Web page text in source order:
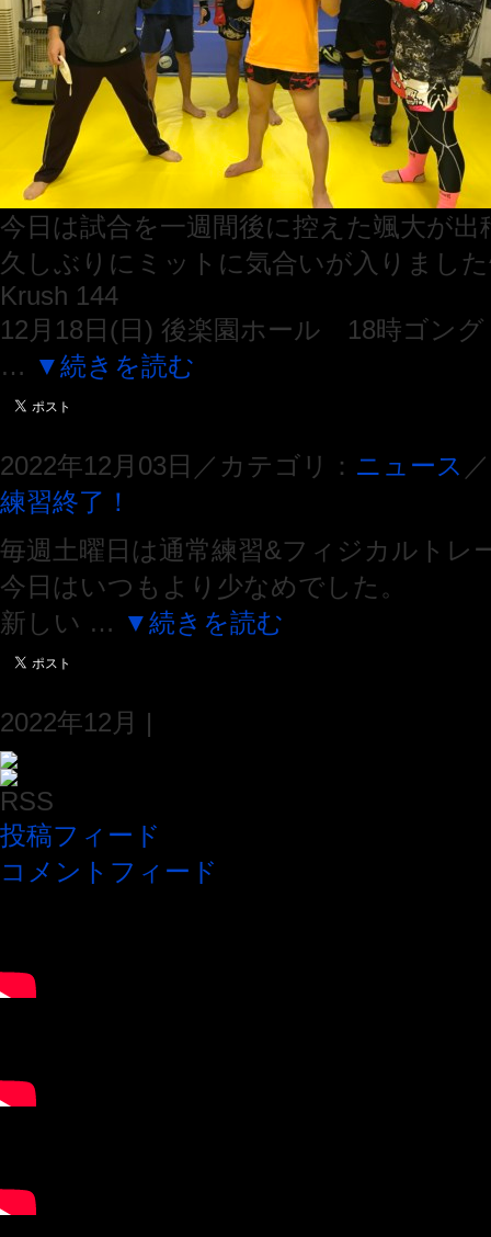
今日は試合を一週間後に控えた颯大が
久しぶりにミットに気合いが入りまし
Krush 144
12月18日(日) 後楽園ホール 18時ゴング
… ▼続きを読む
2022年12月03日／カテゴリ： ニュース ／
練習終了！
毎週土曜日は通常練習&フィジカルトレ
今日はいつもより少なめでした。
新しい … ▼続きを読む
2022年12月 |
RSS
投稿フィード
コメントフィード